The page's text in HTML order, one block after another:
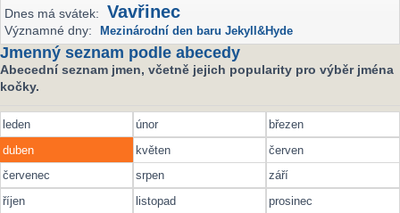
Dnes má svátek: Vavřinec
Významné dny: Mezinárodní den baru Jekyll&Hyde
Jmenný seznam podle abecedy
Abecední seznam jmen, včetně jejich popularity pro výběr jména
kočky.
leden únor
březen
duben
květen
červen
červenec
srpen
září
říjen
listopad prosinec